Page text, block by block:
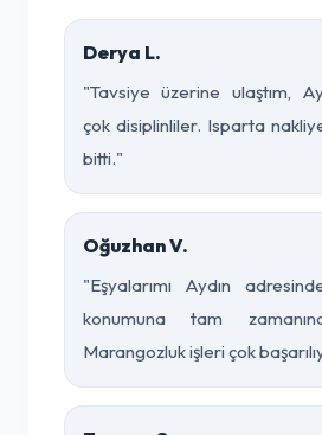
Derya L.
"Tavsiye üzerine ulaştım,
çok disiplinliler. Isparta
bitti."
Oğuzhan V.
"Eşyalarımı Aydın
konumuna tam
Marangozluk işleri çok